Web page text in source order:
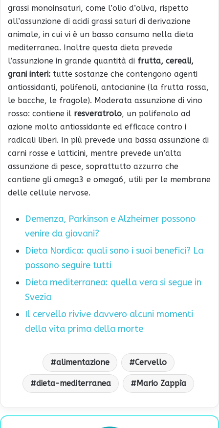
grassi monoinsaturi, come l’olio d’oliva, rispetto
all’assunzione di acidi grassi saturi di derivazione
animale, in cui vi è un basso consumo nella dieta
mediterranea. Inoltre questa dieta prevede
l’assunzione in grande quantità di frutta, cereali,
grani interi: tutte sostanze che contengono agenti
antiossidanti, polifenoli, antocianine (la frutta rossa,
le bacche, le fragole). Moderata assunzione di vino
rosso: contiene il resveratrolo, un polifenolo ad
azione molto antiossidante ed efficace contro i
radicali liberi. In più prevede una bassa assunzione di
carni rosse e latticini, mentre prevede un’alta
assunzione di pesce, soprattutto azzurro che
contiene gli omega3 e omega6, utili per le membrane
delle cellule nervose.
Demenza, Parkinson e Alzheimer possono
venire da giovani?
Dieta Nordica: quali sono i suoi benefici? La
possono seguire tutti
Dieta mediterranea: quella vera si segue in
Svezia
Il cervello rivive davvero alcuni momenti
della vita prima della morte
alimentazione Cervello
dieta-mediterranea Mario Zappìa